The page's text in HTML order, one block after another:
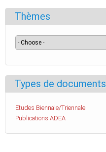
Thèmes
Types de documents
Etudes Biennale/Triennale
Publications ADEA